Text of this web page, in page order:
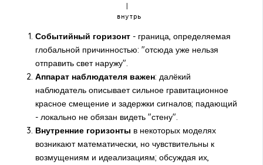
                   |
                 внутрь
Событийный горизонт- граница, определяемая
глобальной причинностью: "отсюда уже нельзя
отправить свет наружу".
Аппарат наблюдателя важен: далёкий
наблюдатель описывает сильное гравитационное
красное смещение и задержки сигналов; падающий
- локально не обязан видеть "стену".
Внутренние горизонты в некоторых моделях
возникают математически, но чувствительны к
возмущениям и идеализациям; обсуждая их,